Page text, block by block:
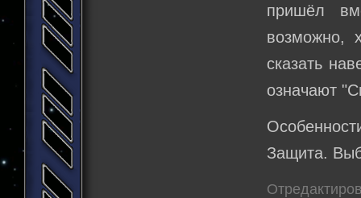
пришёл
возможно,
сказать
означают
Защита.